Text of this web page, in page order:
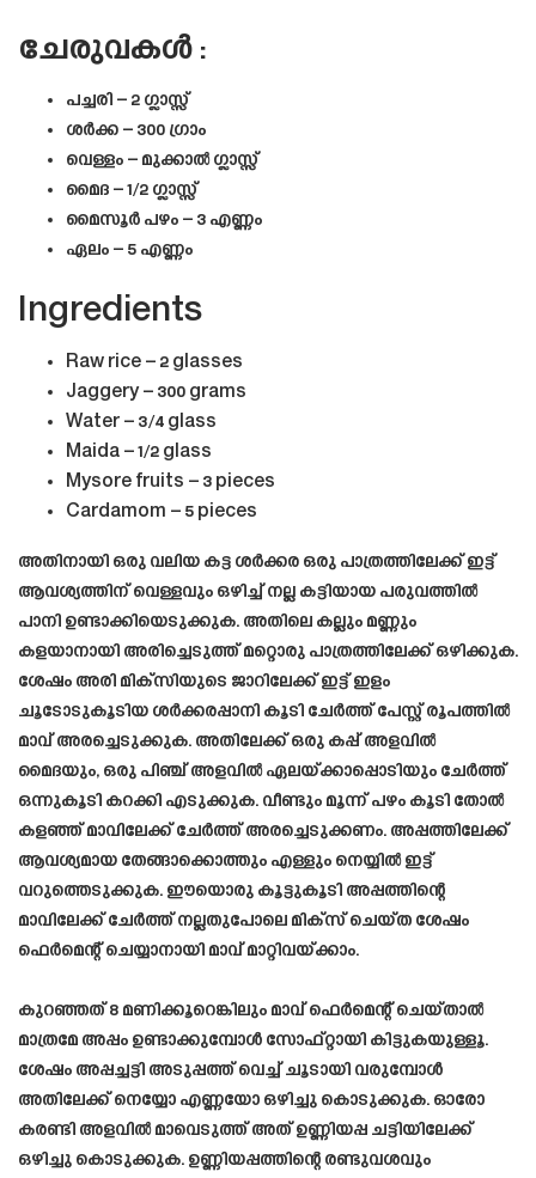
ചേരുവകൾ :
പച്ചരി – 2 ഗ്ലാസ്സ്
ശർക്ക – 300 ഗ്രാം
വെള്ളം – മുക്കാൽ ഗ്ലാസ്സ്
മൈദ – 1/2 ഗ്ലാസ്സ്
മൈസൂർ പഴം – 3 എണ്ണം
ഏലം – 5 എണ്ണം
Ingredients
Raw rice – 2 glasses
Jaggery – 300 grams
Water – 3/4 glass
Maida – 1/2 glass
Mysore fruits – 3 pieces
Cardamom – 5 pieces
അതിനായി ഒരു വലിയ കട്ട ശർക്കര ഒരു പാത്രത്തിലേക്ക് ഇട്ട്
ആവശ്യത്തിന് വെള്ളവും ഒഴിച്ച് നല്ല കട്ടിയായ പരുവത്തിൽ
പാനി ഉണ്ടാക്കിയെടുക്കുക. അതിലെ കല്ലും മണ്ണും
കളയാനായി അരിച്ചെടുത്ത് മറ്റൊരു പാത്രത്തിലേക്ക് ഒഴിക്കുക.
ശേഷം അരി മിക്സിയുടെ ജാറിലേക്ക് ഇട്ട് ഇളം
ചൂടോടുകൂടിയ ശർക്കരപ്പാനി കൂടി ചേർത്ത് പേസ്റ്റ് രൂപത്തിൽ
മാവ് അരച്ചെടുക്കുക. അതിലേക്ക് ഒരു കപ്പ് അളവിൽ
മൈദയും, ഒരു പിഞ്ച് അളവിൽ ഏലയ്ക്കാപ്പൊടിയും ചേർത്ത്
ഒന്നുകൂടി കറക്കി എടുക്കുക. വീണ്ടും മൂന്ന് പഴം കൂടി തോൽ
കളഞ്ഞ് മാവിലേക്ക് ചേർത്ത് അരച്ചെടുക്കണം. അപ്പത്തിലേക്ക്
ആവശ്യമായ തേങ്ങാക്കൊത്തും എള്ളും നെയ്യിൽ ഇട്ട്
വറുത്തെടുക്കുക. ഈയൊരു കൂട്ടുകൂടി അപ്പത്തിന്റെ
മാവിലേക്ക് ചേർത്ത് നല്ലതുപോലെ മിക്സ് ചെയ്ത ശേഷം
ഫെർമെന്റ് ചെയ്യാനായി മാവ് മാറ്റിവയ്ക്കാം.
കുറഞ്ഞത് 8 മണിക്കൂറെങ്കിലും മാവ് ഫെർമെന്റ് ചെയ്താൽ
മാത്രമേ അപ്പം ഉണ്ടാക്കുമ്പോൾ സോഫ്റ്റായി കിട്ടുകയുള്ളൂ.
ശേഷം അപ്പച്ചട്ടി അടുപ്പത്ത് വെച്ച് ചൂടായി വരുമ്പോൾ
അതിലേക്ക് നെയ്യോ എണ്ണയോ ഒഴിച്ചു കൊടുക്കുക. ഓരോ
കരണ്ടി അളവിൽ മാവെടുത്ത് അത് ഉണ്ണിയപ്പ ചട്ടിയിലേക്ക്
ഒഴിച്ചു കൊടുക്കുക. ഉണ്ണിയപ്പത്തിന്റെ രണ്ടുവശവും